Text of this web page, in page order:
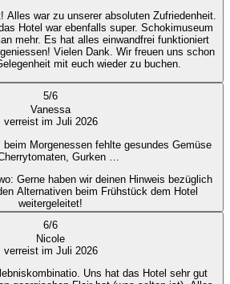
Alles war zu unserer absoluten Zufriedenheit.
Hotel war ebenfalls super. Schokimuseum
mehr. Es hat alles einwandfrei funktioniert
Vielen Dank. Wir freuen uns schon
mit euch wieder zu buchen.
5/6
Vanessa
verreist im Juli 2026
Morgenessen fehlte gesundes Gemüse
Gurken …
: Gerne haben wir deinen Hinweis bezüglich
Alternativen beim Frühstück dem Hotel
weitergeleitet!
6/6
Nicole
verreist im Juli 2026
Uns hat das Hotel sehr gut